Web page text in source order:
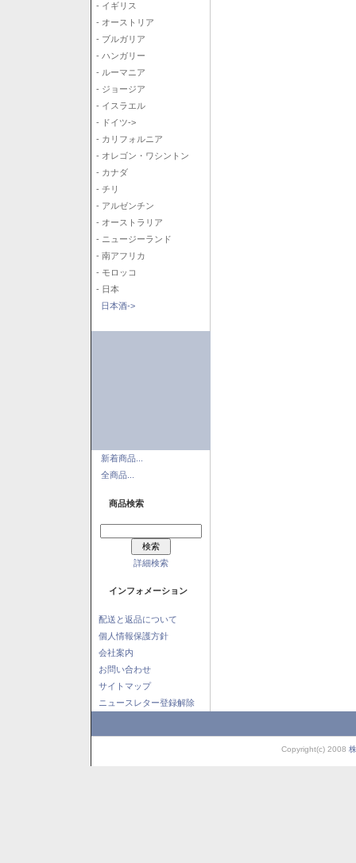
- イギリス
- オーストリア
- ブルガリア
- ハンガリー
- ルーマニア
- ジョージア
- イスラエル
- ドイツ->
- カリフォルニア
- オレゴン・ワシントン
- カナダ
- チリ
- アルゼンチン
- オーストラリア
- ニュージーランド
- 南アフリカ
- モロッコ
- 日本
日本酒->
新着商品...
全商品...
商品検索
詳細検索
インフォメーション
配送と返品について
個人情報保護方針
会社案内
お問い合わせ
サイトマップ
ニュースレター登録解除
Copyright(c) 2008